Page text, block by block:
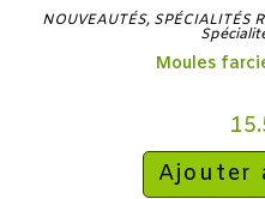
NOUVEAUTÉS, SPÉCIALITÉS
Moules
Ajouter